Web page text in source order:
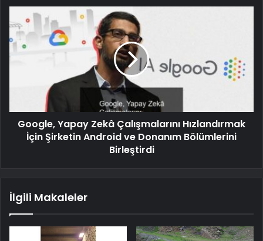
Google, Yapay Zekâ Çalışmalarını Hızlandırmak
İçin Şirketin Android ve Donanım Bölümlerini
Birleştirdi
İlgili Makaleler